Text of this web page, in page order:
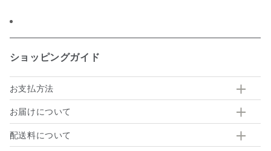
ショッピングガイド
お支払方法
お届けについて
配送料について